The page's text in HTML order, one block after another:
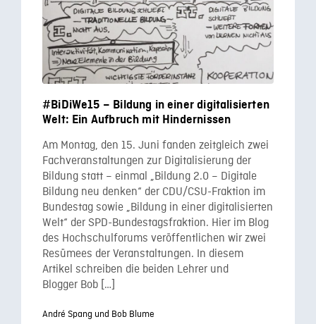
#BiDiWe15 – Bildung in einer digitalisierten
Welt: Ein Aufbruch mit Hindernissen
Am Montag, den 15. Juni fanden zeitgleich zwei
Fachveranstaltungen zur Digitalisierung der
Bildung statt – einmal „Bildung 2.0 – Digitale
Bildung neu denken“ der CDU/CSU-Fraktion im
Bundestag sowie „Bildung in einer digitalisierten
Welt“ der SPD-Bundestagsfraktion. Hier im Blog
des Hochschulforums veröffentlichen wir zwei
Resümees der Veranstaltungen. In diesem
Artikel schreiben die beiden Lehrer und
Blogger Bob […]
André Spang und Bob Blume